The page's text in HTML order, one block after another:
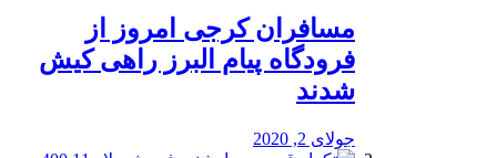
مسافران کرجی امروز از
فرودگاه پیام البرز راهی کیش
شدند
جولای 2, 2020